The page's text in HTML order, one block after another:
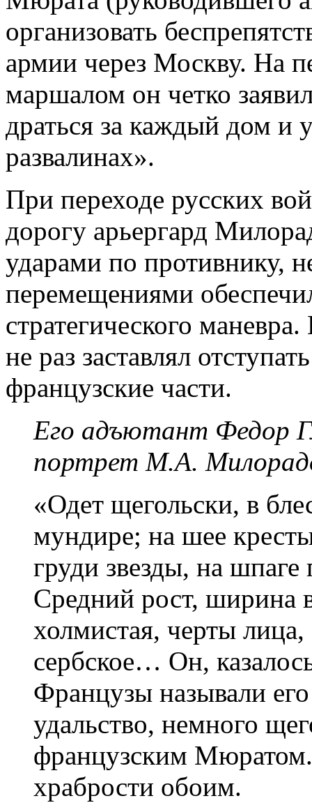
организовать
армии через Москву. На
маршалом он четко
драться за каждый дом и
развалинах».
При переходе русских
дорогу арьергард
ударами по противнику,
перемещениями
стратегического
не раз заставлял
французские части.
Его адъютант Федор
портрет М.А.
«Одет щегольски, в
мундире; на шее
груди звезды, на
Средний рост, ширина
холмистая, черты
сербское… Он,
Французы называли
удальство, немного
французским
храбрости обоим.